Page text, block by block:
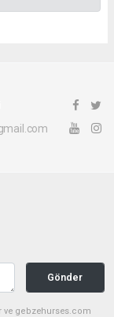
Gönder
ve gebzehurses.com